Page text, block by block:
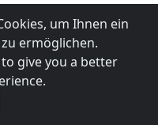
um Ihnen ein
ermöglichen.
give you a better